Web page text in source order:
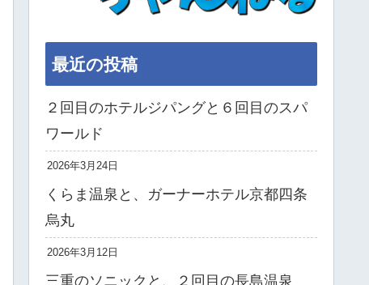
最近の投稿
２回目のホテルジパングと６回目のスパ
ワールド
2026年3月24日
くらま温泉と、ガーナーホテル京都四条
烏丸
2026年3月12日
三重のソニックと、２回目の長島温泉